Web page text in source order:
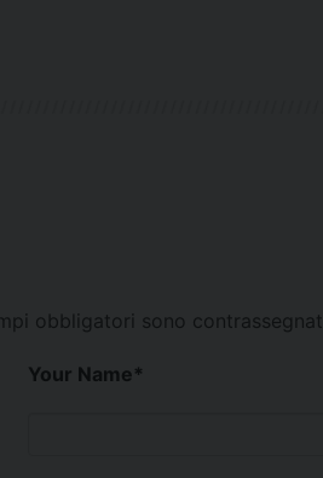
obbligatori sono contrassegnati
Your Name*